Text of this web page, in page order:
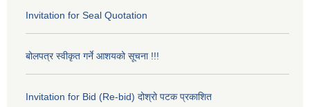
Invitation for Seal Quotation
बोलपत्र स्वीकृत गर्ने आशयको सूचना !!!
Invitation for Bid (Re-bid) दोश्रो पटक प्रकाशित